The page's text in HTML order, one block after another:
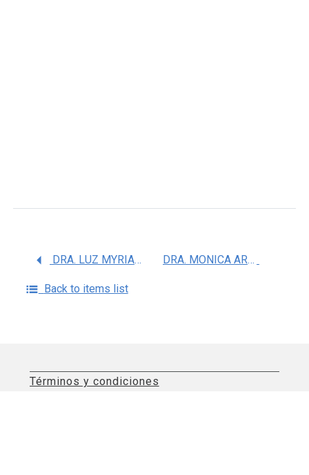
DRA. LUZ MYRIAM REYNALES SHIGEMATSU DRA. MONICA ARANTXA COLCHERO ARAGONES
Back to items list
Términos y condiciones